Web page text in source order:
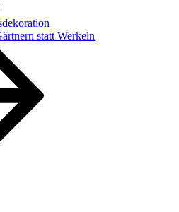
statt Werkeln